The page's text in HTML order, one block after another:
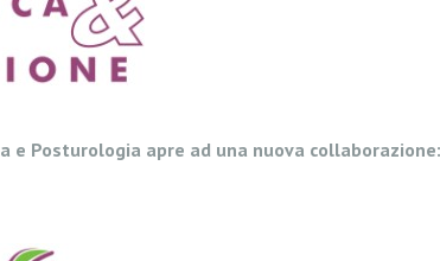
e Posturologia apre ad una nuova collaborazione: